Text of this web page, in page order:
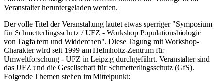
Veranstalter heruntergeladen werden.
Der volle Titel der Veranstaltung lautet etwas sperriger "Symposium
für Schmetterlingsschutz / UFZ - Workshop Populationsbiologie
von Tagfaltern und Widderchen". Diese Tagung mit Workshop-
Charakter wird seit 1999 am Helmholtz-Zentrum für
Umweltforschung - UFZ in Leipzig durchgeführt. Veranstalter sind
das UFZ und die Gesellschaft für Schmetterlingsschutz (GfS).
Folgende Themen stehen im Mittelpunkt: